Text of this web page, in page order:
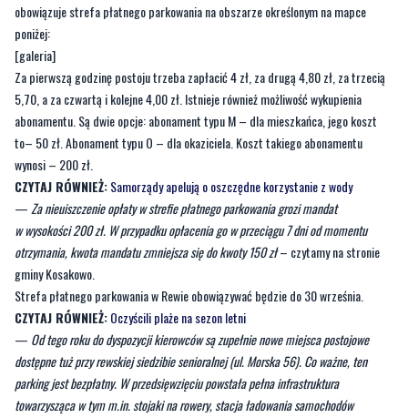
Za pierwszą godzinę postoju trzeba zapłacić 4 zł, za drugą 4,80 zł, za trzecią
5,70, a za czwartą i kolejne 4,00 zł. Istnieje również możliwość wykupienia
abonamentu. Są dwie opcje: abonament typu M – dla mieszkańca, jego koszt
to– 50 zł. Abonament typu O – dla okaziciela. Koszt takiego abonamentu
wynosi – 200 zł.
CZYTAJ RÓWNIEŻ:Samorządy apelują o oszczędne korzystanie z wody
—Za nieuiszczenie opłaty w strefie płatnego parkowania grozi mandat
w wysokości 200 zł. W przypadku opłacenia go w przeciągu 7 dni od momentu
otrzymania, kwota mandatu zmniejsza się do kwoty 150 zł– czytamy na stronie
gminy Kosakowo.
Strefa płatnego parkowania w Rewie obowiązywać będzie do 30 września.
CZYTAJ RÓWNIEŻ:Oczyścili plaże na sezon letni
—Od tego roku do dyspozycji kierowców są zupełnie nowe miejsca postojowe
dostępne tuż przy rewskiej siedzibie senioralnej (ul. Morska 56). Co ważne, ten
parking jest bezpłatny. W przedsięwzięciu powstała pełna infrastruktura
towarzysząca w tym m.in. stojaki na rowery, stacja ładowania samochodów
elektrycznych, tablica informacyjna, ławki, kosze oraz została zagospodarowana
zieleń wokół terenu– informuje gmina.